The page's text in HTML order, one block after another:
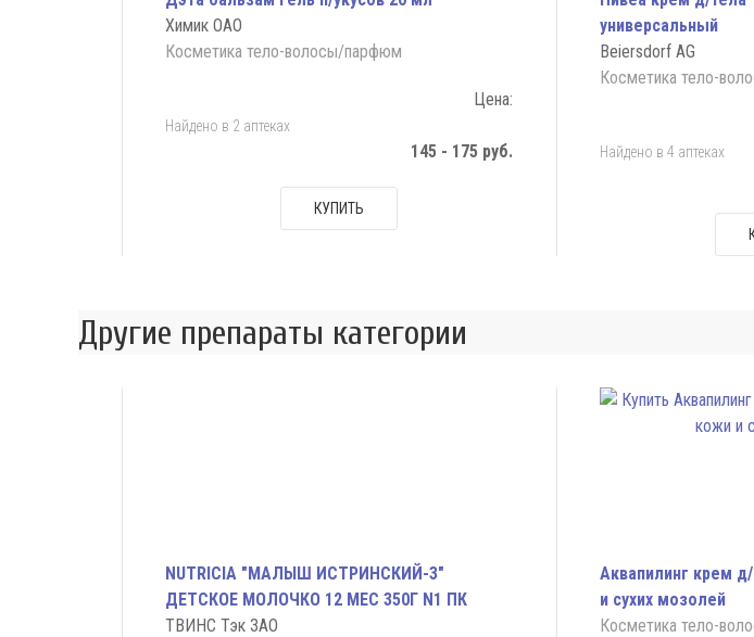
Химик ОАО
Косметика тело-волосы/парфюм
Цена:
Найдено в 2 аптеках
145 - 175 руб.
КУПИТЬ
универсальный
Beiersdorf AG
Косметика тело-
Найдено в 4 аптеках
Другие препараты категории
NUTRICIA "МАЛЫШ ИСТРИНСКИЙ-3"
ДЕТСКОЕ МОЛОЧКО 12 МЕС 350Г N1 ПК
ТВИНС Тэк ЗАО
Аквапилинг крем
и сухих мозолей
Косметика тело-